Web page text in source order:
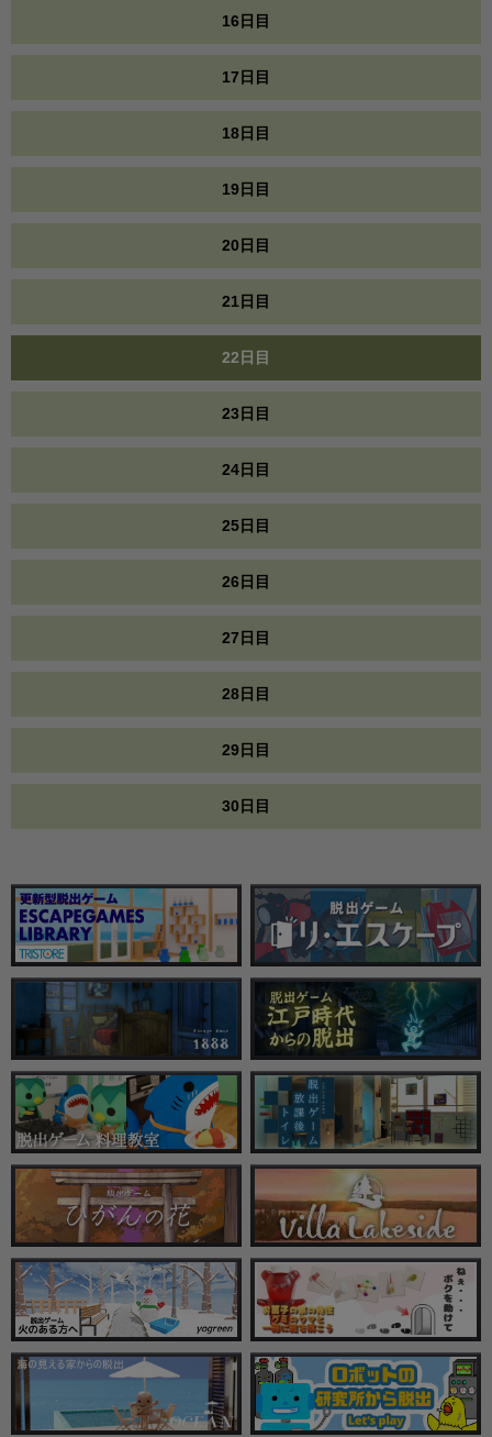
16日目
17日目
18日目
19日目
20日目
21日目
22日目
23日目
24日目
25日目
26日目
27日目
28日目
29日目
30日目